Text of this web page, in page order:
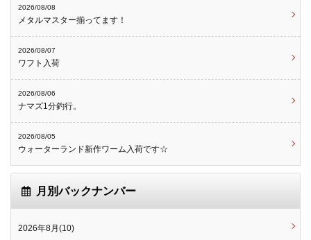
2026/08/08
メタルマスター揃ってます！
2026/08/07
ワフト入荷
2026/08/06
ナマズ1分釣行。
2026/08/05
ウォーターランド新作ワーム入荷です☆
月別バックナンバー
2026年8月(10)